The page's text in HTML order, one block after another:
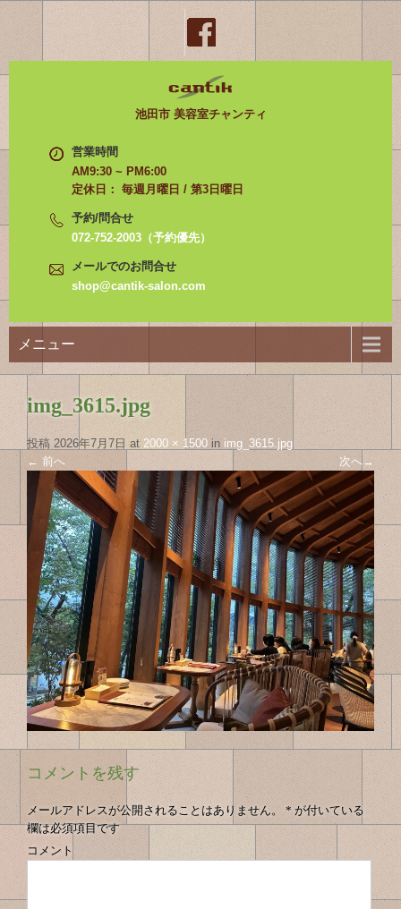
池田市 美容室チャンティ
営業時間
AM9:30 ~ PM6:00
定休日： 毎週月曜日 / 第3日曜日
予約/問合せ
072-752-2003（予約優先）
メールでのお問合せ
shop@cantik-salon.com
メニュー
img_3615.jpg
投稿2026年7月7日 at 2000 × 1500 in img_3615.jpg
← 前へ 次へ→
コメントを残す
メールアドレスが公開されることはありません。 *が付いている
欄は必須項目です
コメント